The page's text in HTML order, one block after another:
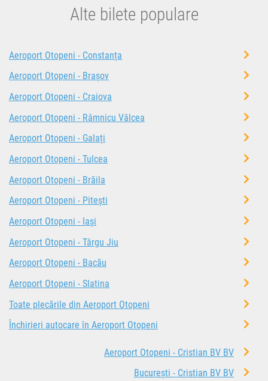
Alte bilete populare
Aeroport Otopeni - Constanța
Aeroport Otopeni - Brașov
Aeroport Otopeni - Craiova
Aeroport Otopeni - Râmnicu Vâlcea
Aeroport Otopeni - Galați
Aeroport Otopeni - Tulcea
Aeroport Otopeni - Brăila
Aeroport Otopeni - Pitești
Aeroport Otopeni - Iași
Aeroport Otopeni - Târgu Jiu
Aeroport Otopeni - Bacău
Aeroport Otopeni - Slatina
Toate plecările din Aeroport Otopeni
Închirieri autocare în Aeroport Otopeni
Aeroport Otopeni - Cristian BV BV
București - Cristian BV BV